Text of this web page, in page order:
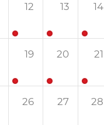
12 13 14
19 20 21
26 27 28